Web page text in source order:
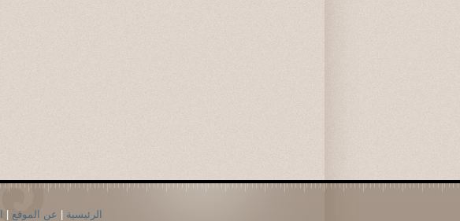
الرئيسية عن الموقع